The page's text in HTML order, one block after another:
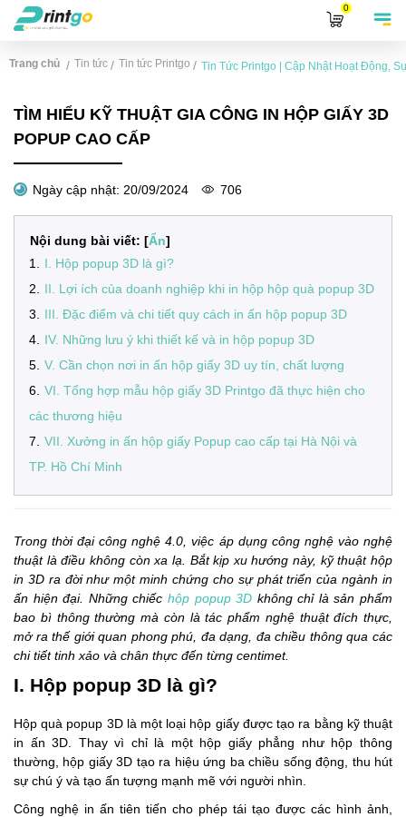
0
Trang chủ / Tin tức / Tin tức Printgo / Tin Tức Printgo | Cập Nhật Hoạt Động,
TÌM HIỂU KỸ THUẬT GIA CÔNG IN HỘP GIẤY 3D
POPUP CAO CẤP
Ngày cập nhật: 20/09/2024 706
Nội dung bài viết: [Ẩn]
1
I. Hộp popup 3D là gì?
2
II. Lợi ích của doanh nghiệp khi in hộp hộp quà popup 3D
3
III. Đặc điểm và chi tiết quy cách in ấn hộp popup 3D
4
IV. Những lưu ý khi thiết kế và in hộp popup 3D
5 V. Cần chọn nơi in ấn hộp giấy 3D uy tín, chất lượng
6 VI. Tổng hợp mẫu hộp giấy 3D Printgo đã thực hiện cho
các thương hiệu
7
VII. Xưởng in ấn hộp giấy Popup cao cấp tại Hà Nội và
TP. Hồ Chí Minh
Trong thời đại công nghệ 4.0, việc áp dụng công nghệ vào nghệ
thuật là điều không còn xa lạ. Bắt kịp xu hướng này, kỹ thuật hộp
in 3D ra đời như một minh chứng cho sự phát triển của ngành in
ấn hiện đại. Những chiếc hộp popup 3D không chỉ là sản phẩm
bao bì thông thường mà còn là tác phẩm nghệ thuật đích thực,
mở ra thế giới quan phong phú, đa dạng, đa chiều thông qua các
chi tiết tinh xảo và chân thực đến từng centimet.
I. Hộp popup 3D là gì?
Hộp quà popup 3D là một loại hộp giấy được tạo ra bằng kỹ thuật
in ấn 3D. Thay vì chỉ là một hộp giấy phẳng như hộp thông
thường, hộp giấy 3D tạo ra hiệu ứng ba chiều sống động, thu hút
sự chú ý và tạo ấn tượng mạnh mẽ với người nhìn.
Công nghệ in ấn tiên tiến cho phép tái tạo được các hình ảnh,